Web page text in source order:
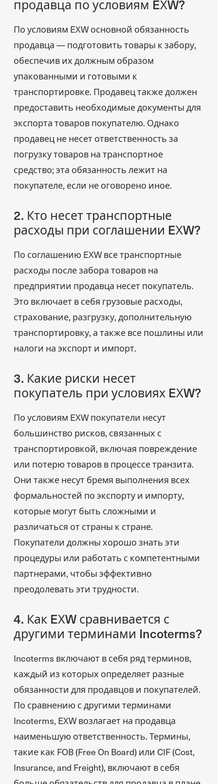
продавца по условиям EXW?
По условиям EXW основной обязанность
продавца — подготовить товары к забору,
обеспечив их должным образом
упакованными и готовыми к
транспортировке. Продавец также должен
предоставить необходимые документы для
экспорта товаров покупателю. Однако
продавец не несет ответственность за
погрузку товаров на транспортное
средство; эта обязанность лежит на
покупателе, если не оговорено иное.
2. Кто несет транспортные
расходы при соглашении EXW?
По соглашению EXW все транспортные
расходы после забора товаров на
предприятии продавца несет покупатель.
Это включает в себя грузовые расходы,
страхование, разгрузку, дополнительную
транспортировку, а также все пошлины или
налоги на экспорт и импорт.
3. Какие риски несет
покупатель при условиях EXW?
По условиям EXW покупатели несут
большинство рисков, связанных с
транспортировкой, включая повреждение
или потерю товаров в процессе транзита.
Они также несут бремя выполнения всех
формальностей по экспорту и импорту,
которые могут быть сложными и
различаться от страны к стране.
Покупатели должны хорошо знать эти
процедуры или работать с компетентными
партнерами, чтобы эффективно
преодолевать эти трудности.
4. Как EXW сравнивается с
другими терминами Incoterms?
Incoterms включают в себя ряд терминов,
каждый из которых определяет разные
обязанности для продавцов и покупателей.
По сравнению с другими терминами
Incoterms, EXW возлагает на продавца
наименьшую ответственность. Термины,
такие как FOB (Free On Board) или CIF (Cost,
Insurance, and Freight), включают в себя